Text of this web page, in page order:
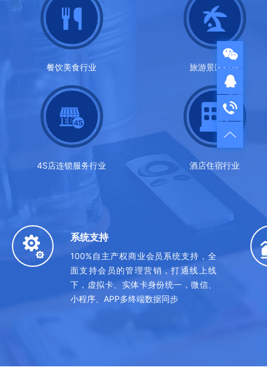
餐饮美食行业 旅游景区行业
4S店连锁服务行业 酒店住宿行业
系统支持
100%自主产权商业会员系统支持，全
面支持会员的管理营销，打通线上线
下，虚拟卡、实体卡身份统一，微信、
小程序、APP多终端数据同步
QQ在线咨询
QQ：1724312521
电话咨询
售前咨询：022-28261501
售后服务：022-28335110